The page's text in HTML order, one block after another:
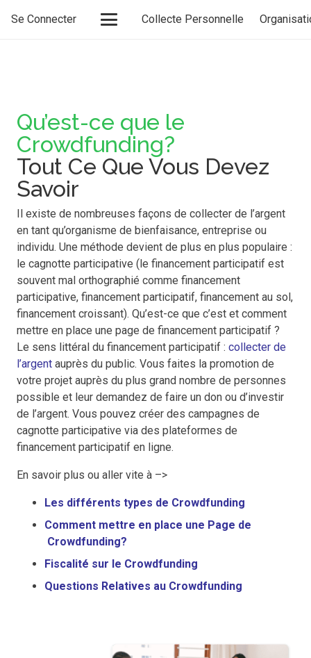
Se Connecter Collecte Personnelle
Qu’est-ce que le
Crowdfunding?
Tout Ce Que Vous Devez
Savoir
Il existe de nombreuses façons de collecter de l’argent
en tant qu’organisme de bienfaisance, entreprise ou
individu. Une méthode devient de plus en plus populaire :
le cagnotte participative (le financement participatif est
souvent mal orthographié comme financement
participative, financement participatif, financement au sol,
financement croissant). Qu’est-ce que c’est et comment
mettre en place une page de financement participatif ?
Le sens littéral du financement participatif : collecter de
l’argent auprès du public. Vous faites la promotion de
votre projet auprès du plus grand nombre de personnes
possible et leur demandez de faire un don ou d’investir
de l’argent. Vous pouvez créer des campagnes de
cagnotte participative via des plateformes de
financement participatif en ligne.
En savoir plus ou aller vite à –>
Les différents types de Crowdfunding
Comment mettre en place une Page de
Crowdfunding?
Fiscalité sur le Crowdfunding
Questions Relatives au Crowdfunding